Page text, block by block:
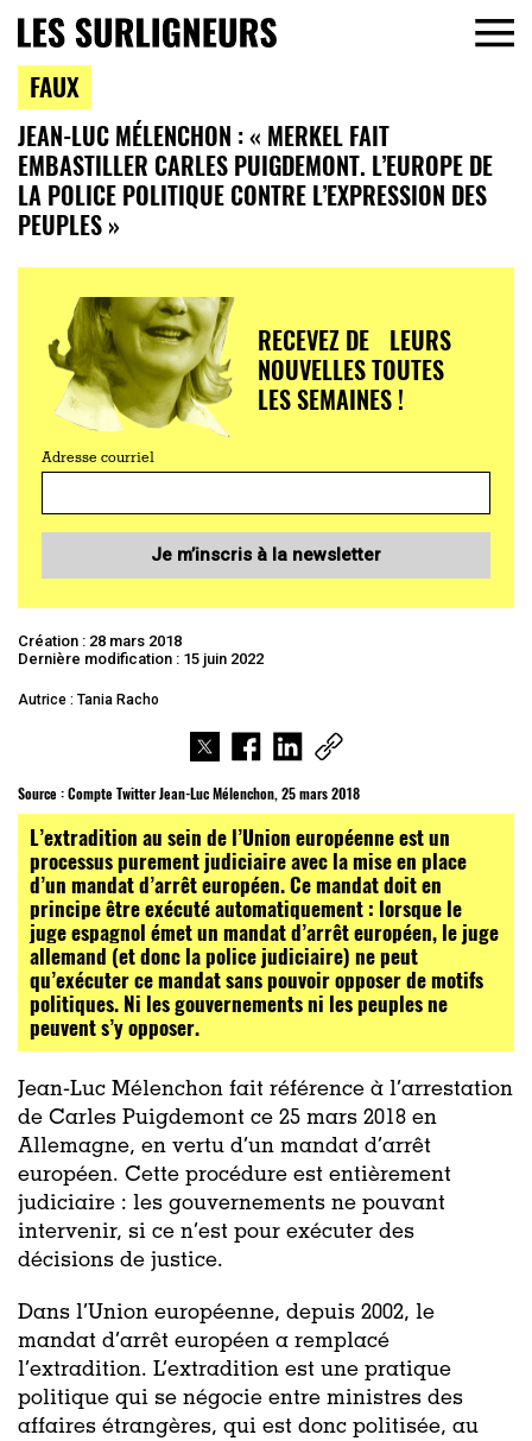
FAUX
JEAN-LUC MÉLENCHON : « MERKEL FAIT
EMBASTILLER CARLES PUIGDEMONT. L’EUROPE DE
LA POLICE POLITIQUE CONTRE L’EXPRESSION DES
PEUPLES »
RECEVEZ DE LEURS
NOUVELLES TOUTES
LES SEMAINES !
Adresse courriel
Je m’inscris à la newsletter
Création : 28 mars 2018
Dernière modification : 15 juin 2022
Autrice : Tania Racho
Source : Compte Twitter Jean-Luc Mélenchon, 25 mars 2018
L’extradition au sein de l’Union européenne est un
processus purement judiciaire avec la mise en place
d’un mandat d’arrêt européen. Ce mandat doit en
principe être exécuté automatiquement : lorsque le
juge espagnol émet un mandat d’arrêt européen, le juge
allemand (et donc la police judiciaire) ne peut
qu’exécuter ce mandat sans pouvoir opposer de motifs
politiques. Ni les gouvernements ni les peuples ne
peuvent s’y opposer.
Jean-Luc Mélenchon fait référence à l’arrestation
de Carles Puigdemont ce 25 mars 2018 en
Allemagne, en vertu d’un mandat d’arrêt
européen. Cette procédure est entièrement
judiciaire : les gouvernements ne pouvant
intervenir, si ce n’est pour exécuter des
décisions de justice.
Dans l’Union européenne, depuis 2002, le
mandat d’arrêt européen a remplacé
l’extradition. L’extradition est une pratique
politique qui se négocie entre ministres des
affaires étrangères, qui est donc politisée, au